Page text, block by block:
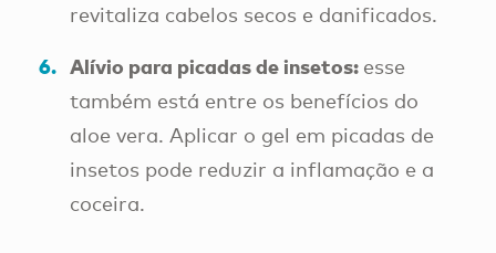
revitaliza cabelos secos e danificados.
Alívio para picadas de insetos: esse
também está entre os benefícios do
aloe vera. Aplicar o gel em picadas de
insetos pode reduzir a inflamação e a
coceira.